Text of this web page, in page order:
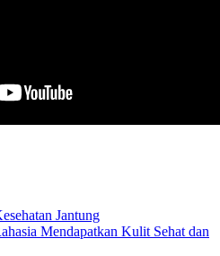
Jantung
Mendapatkan Kulit Sehat dan